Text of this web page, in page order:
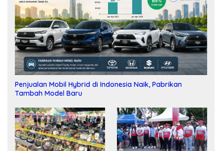
Penjualan Mobil Hybrid di Indonesia Naik, Pabrikan
Tambah Model Baru